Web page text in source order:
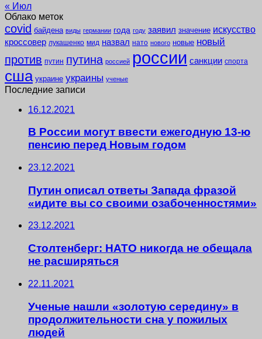
« Июл
Облако меток
covid байдена виды германии года году заявил значение искусство
кроссовер лукашенко мид назвал нато нового новые новый
против путин путина россией россии санкции спорта
сша украине украины ученые
Последние записи
16.12.2021
В России могут ввести ежегодную 13-ю
пенсию перед Новым годом
23.12.2021
Путин описал ответы Запада фразой
«идите вы со своими озабоченностями»
23.12.2021
Столтенберг: НАТО никогда не обещала
не расширяться
22.11.2021
Ученые нашли «золотую середину» в
продолжительности сна у пожилых
людей